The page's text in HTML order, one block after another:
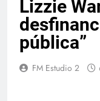
Lizzie
pública”
FM Estudio 2